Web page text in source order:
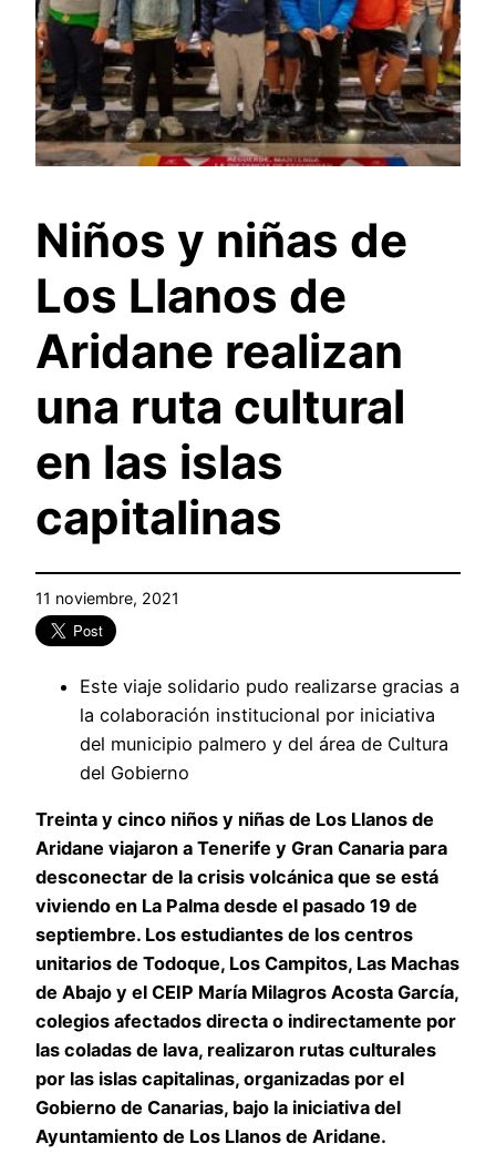
Niños y niñas de
Los Llanos de
Aridane realizan
una ruta cultural
en las islas
capitalinas
11 noviembre, 2021
Este viaje solidario pudo realizarse gracias a
la colaboración institucional por iniciativa
del municipio palmero y del área de Cultura
del Gobierno
Treinta y cinco niños y niñas de Los Llanos de
Aridane viajaron a Tenerife y Gran Canaria para
desconectar de la crisis volcánica que se está
viviendo en La Palma desde el pasado 19 de
septiembre. Los estudiantes de los centros
unitarios de Todoque, Los Campitos, Las Machas
de Abajo y el CEIP María Milagros Acosta García,
colegios afectados directa o indirectamente por
las coladas de lava, realizaron rutas culturales
por las islas capitalinas, organizadas por el
Gobierno de Canarias, bajo la iniciativa del
Ayuntamiento de Los Llanos de Aridane.